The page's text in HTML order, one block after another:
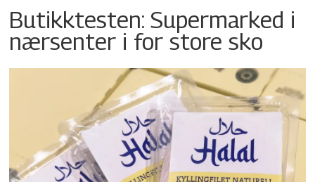
Butikktesten: Supermarked i
nærsenter i for store sko